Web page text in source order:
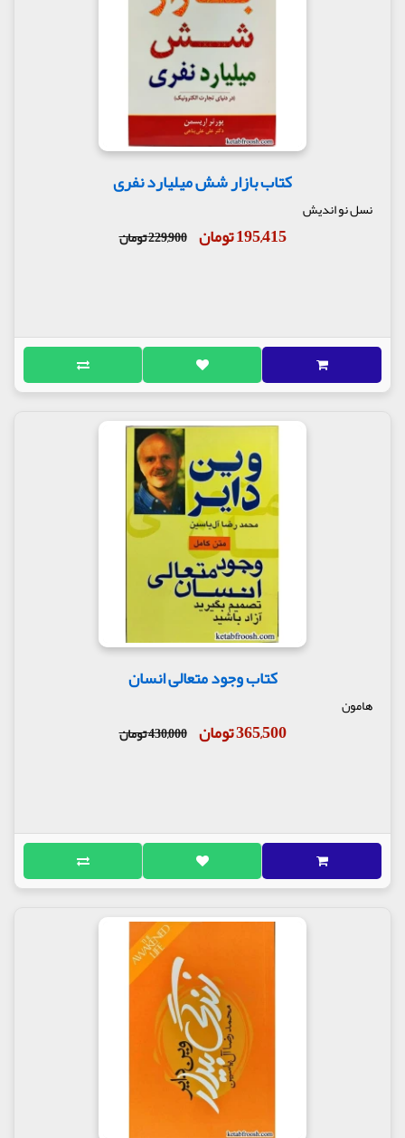
کتاب بازار شش میلیارد نفری
نسل نو اندیش
195,415 تومان 229,900 تومان
کتاب وجود متعالی انسان
هامون
365,500 تومان 430,000 تومان